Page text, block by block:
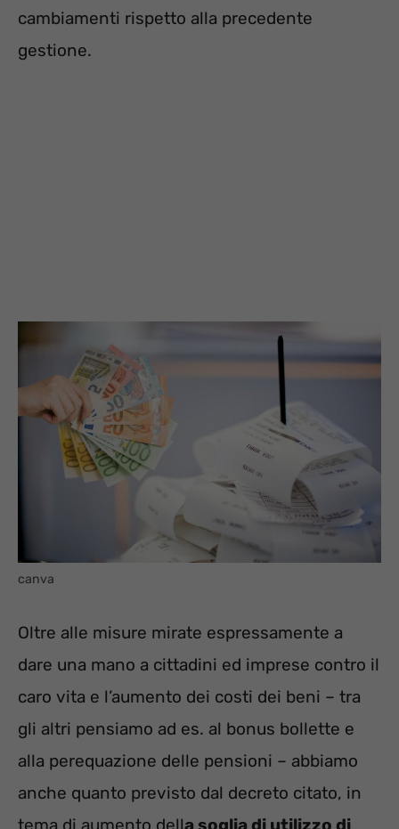
cambiamenti rispetto alla precedente
gestione.
canva
Oltre alle misure mirate espressamente a
dare una mano a cittadini ed imprese contro il
caro vita e l’aumento dei costi dei beni – tra
gli altri pensiamo ad es. al bonus bollette e
alla perequazione delle pensioni – abbiamo
anche quanto previsto dal decreto citato, in
tema di aumento della soglia di utilizzo di